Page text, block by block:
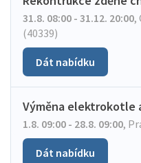
31.8. 08:00 - 31.12. 20:00,
(40339)
Dát nabídku
Výměna elektrokotle
1.8. 09:00 - 28.8. 09:00,
Dát nabídku